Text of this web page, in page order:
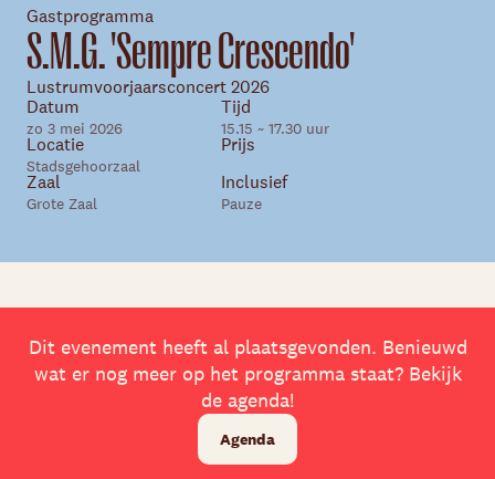
Skip navigatie
Gastprogramma
S.M.G. 'Sempre Crescendo'
Lustrumvoorjaarsconcert 2026
Datum
zo 3 mei 2026
Tijd
15.15 ~ 17.30 uur
Locatie
Stadsgehoorzaal
Prijs
Zaal
Grote Zaal
Inclusief
Pauze
Dit evenement heeft al plaatsgevonden. Benieuwd
wat er nog meer op het programma staat? Bekijk
de agenda!
Agenda